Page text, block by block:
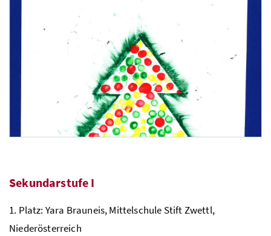
2. Platz: Diana Iancu, GTVS Kolonitzgasse , Wien
Sekundarstufe I
1. Platz: Yara Brauneis, Mittelschule Stift Zwettl,
Niederösterreich